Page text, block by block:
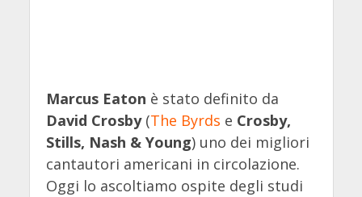
Marcus Eaton è stato definito da
David Crosby(The Byrds e Crosby,
Stills, Nash & Young) uno dei migliori
cantautori americani in circolazione.
Oggi lo ascoltiamo ospite degli studi